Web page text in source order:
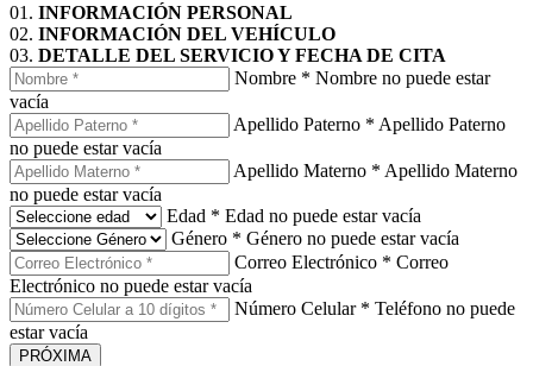
01. INFORMACIÓN PERSONAL
02. INFORMACIÓN DEL VEHÍCULO
03. DETALLE DEL SERVICIO Y FECHA DE CITA
Nombre * Nombre no puede estar
vacía
Apellido Paterno * Apellido Paterno
no puede estar vacía
Apellido Materno * Apellido Materno
no puede estar vacía
Edad * Edad no puede estar vacía
Género * Género no puede estar vacía
Correo Electrónico * Correo
Electrónico no puede estar vacía
Número Celular * Teléfono no puede
estar vacía
PRÓXIMA